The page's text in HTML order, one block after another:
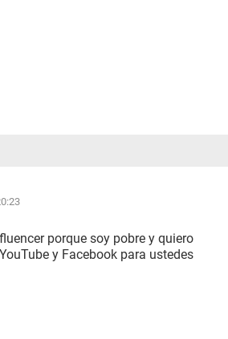
porque soy pobre y quiero
y Facebook para ustedes